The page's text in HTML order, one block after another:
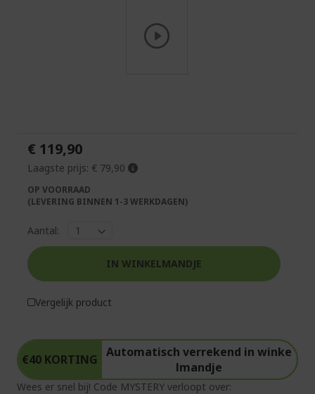
afbeeldingen-
€40 KORTING
Automatisch verrekend in winke
lmandje
Wees er snel bij! Code MYSTERY verloopt over:
€ 119,90
Laagste prijs: € 79,90
OP VOORRAAD
(LEVERING BINNEN 1-3 WERKDAGEN)
Aantal:
IN WINKELMANDJE
Vergelijk product